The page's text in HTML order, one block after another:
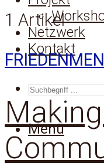
Netzwerk
Kontakt
Menü
1 Artikel
FRIEDEN